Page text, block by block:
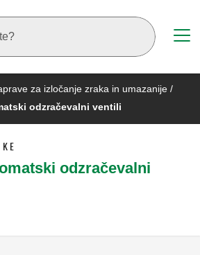
za izločanje zraka in umazanije /
odzračevalni ventili
odzračevalni